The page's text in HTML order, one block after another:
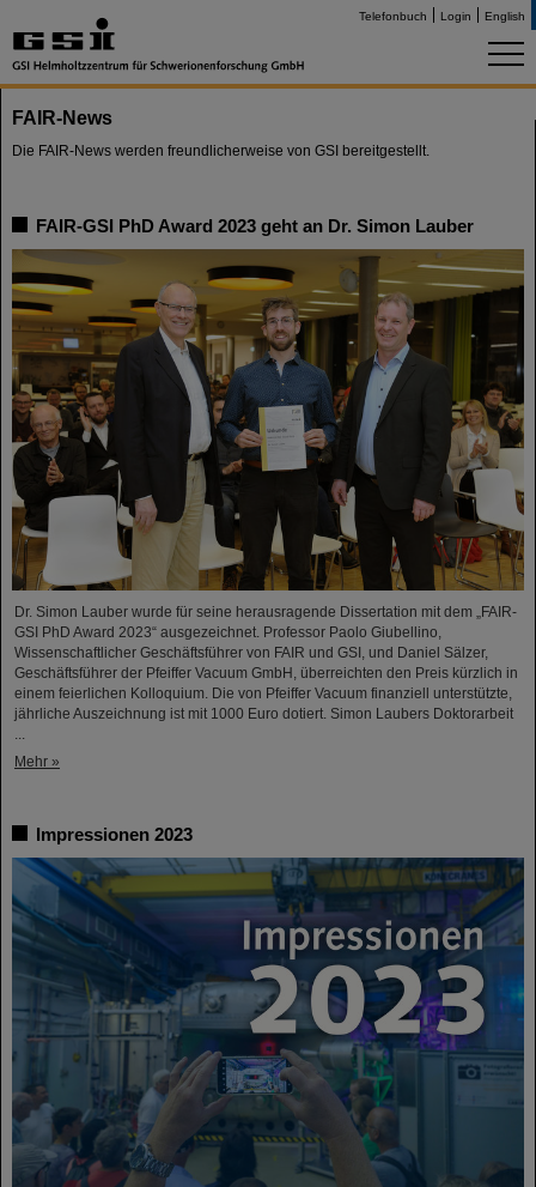
Telefonbuch Login English
FAIR-News
Die FAIR-News werden freundlicherweise von GSI bereitgestellt.
FAIR-GSI PhD Award 2023 geht an Dr. Simon Lauber
Dr. Simon Lauber wurde für seine herausragende Dissertation mit dem „FAIR-
GSI PhD Award 2023“ ausgezeichnet. Professor Paolo Giubellino,
Wissenschaftlicher Geschäftsführer von FAIR und GSI, und Daniel Sälzer,
Geschäftsführer der Pfeiffer Vacuum GmbH, überreichten den Preis kürzlich in
einem feierlichen Kolloquium. Die von Pfeiffer Vacuum finanziell unterstützte,
jährliche Auszeichnung ist mit 1000 Euro dotiert. Simon Laubers Doktorarbeit
Mehr »
Impressionen 2023